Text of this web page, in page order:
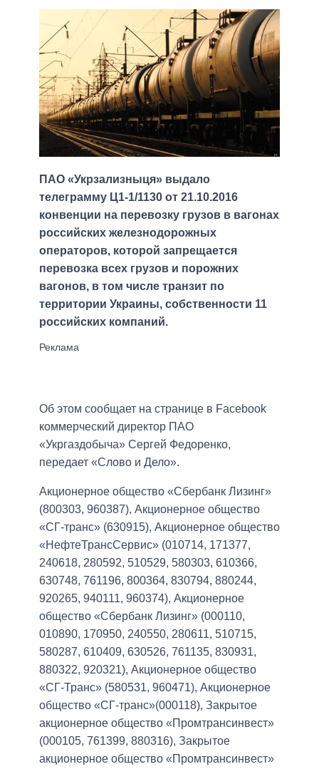
ПАО «Укрзализныця» выдало
телеграмму Ц1-1/1130 от 21.10.2016
конвенции на перевозку грузов в вагонах
российских железнодорожных
операторов, которой запрещается
перевозка всех грузов и порожних
вагонов, в том числе транзит по
территории Украины, собственности 11
российских компаний.
Об этом сообщает на странице в Facebook
коммерческий директор ПАО
«Укргаздобыча» Сергей Федоренко,
передает «Слово и Дело».
Акционерное общество «Сбербанк Лизинг»
(800303, 960387), Акционерное общество
«СГ-транс» (630915), Акционерное общество
«НефтеТрансСервис» (010714, 171377,
240618, 280592, 510529, 580303, 610366,
630748, 761196, 800364, 830794, 880244,
920265, 940111, 960374), Акционерное
общество «Сбербанк Лизинг» (000110,
010890, 170950, 240550, 280611, 510715,
580287, 610409, 630526, 761135, 830931,
880322, 920321), Акционерное общество
«СГ-Транс» (580531, 960471), Акционерное
общество «СГ-транс»(000118), Закрытое
акционерное общество «Промтрансинвест»
(000105, 761399, 880316), Закрытое
акционерное общество «Промтрансинвест»